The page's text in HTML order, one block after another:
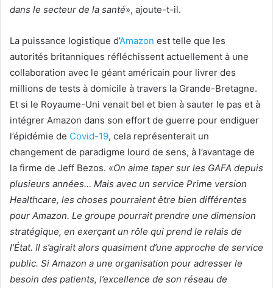
dans le secteur de la santé», ajoute-t-il.
La puissance logistique d’Amazon est telle que les
autorités britanniques réfléchissent actuellement à une
collaboration avec le géant américain pour livrer des
millions de tests à domicile à travers la Grande-Bretagne.
Et si le Royaume-Uni venait bel et bien à sauter le pas et à
intégrer Amazon dans son effort de guerre pour endiguer
l’épidémie de Covid-19, cela représenterait un
changement de paradigme lourd de sens, à l’avantage de
la firme de Jeff Bezos. «On aime taper sur les GAFA depuis
plusieurs années… Mais avec un service Prime version
Healthcare, les choses pourraient être bien différentes
pour Amazon. Le groupe pourrait prendre une dimension
stratégique, en exerçant un rôle qui prend le relais de
l’État. Il s’agirait alors quasiment d’une approche de service
public. Si Amazon a une organisation pour adresser le
besoin des patients, l’excellence de son réseau de